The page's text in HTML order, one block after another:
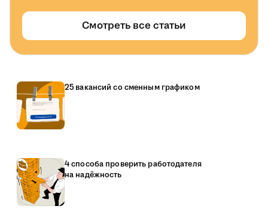
Смотреть все статьи
25 вакансий со сменным графиком
4 способа проверить работодателя
на надёжность